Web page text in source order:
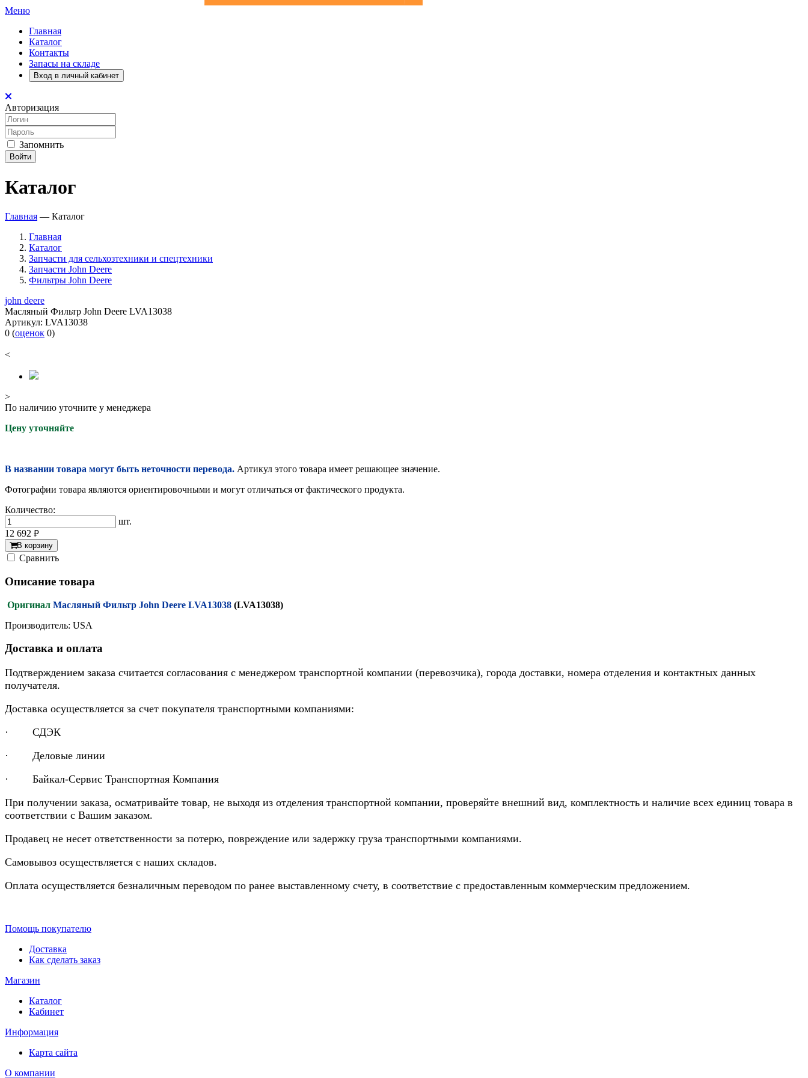
Меню
Главная
Каталог
Контакты
Запасы на складе
Вход в личный кабинет
Авторизация
Запомнить
Войти
Каталог
Главная — Каталог
Главная
Каталог
Запчасти для сельхозтехники и спецтехники
Запчасти John Deere
Фильтры John Deere
john deere
Масляный Фильтр John Deere LVA13038
Артикул: LVA13038
0 (оценок 0)
<
>
По наличию уточните у менеджера
Цену уточняйте
В названии товара могут быть неточности перевода. Артикул этого товара имеет решающее значение.
Фотографии товара являются ориентировочными и могут отличаться от фактического продукта.
Количество:
шт.
12 692 руб.
В корзину
Cравнить
Описание товара
Оригинал Масляный Фильтр John Deere LVA13038 (LVA13038)
Производитель: USA
Доставка и оплата
Подтверждением заказа считается согласования с менеджером транспортной компании (перевозчика), города доставки, номера отделения и контактных данных
получателя.
Доставка осуществляется за счет покупателя транспортными компаниями:
· СДЭК
· Деловые линии
· Байкал-Сервис Транспортная Компания
При получении заказа, осматривайте товар, не выходя из отделения транспортной компании, проверяйте внешний вид, комплектность и наличие всех единиц товара в
соответствии с Вашим заказом.
Продавец не несет ответственности за потерю, повреждение или задержку груза транспортными компаниями.
Самовывоз осуществляется с наших складов.
Оплата осуществляется безналичным переводом по ранее выставленному счету, в соответствие с предоставленным коммерческим предложением.
Помощь покупателю
Доставка
Как сделать заказ
Магазин
Каталог
Кабинет
Информация
Карта сайта
О компании